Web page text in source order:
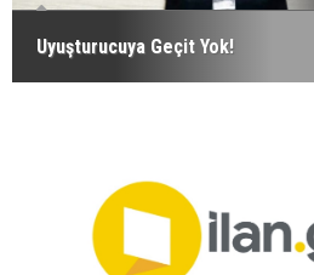
Uyuşturucuya Geçit Yok!